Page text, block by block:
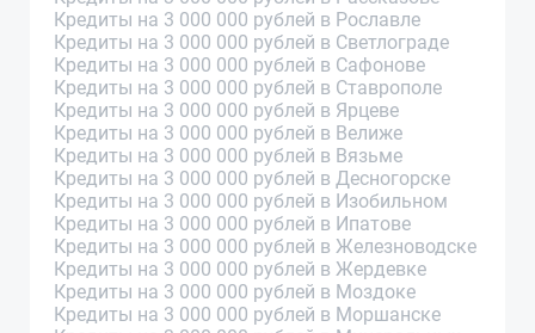
Кредиты на 3 000 000 рублей в Рославле
Кредиты на 3 000 000 рублей в Светлограде
Кредиты на 3 000 000 рублей в Сафонове
Кредиты на 3 000 000 рублей в Ставрополе
Кредиты на 3 000 000 рублей в Ярцеве
Кредиты на 3 000 000 рублей в Велиже
Кредиты на 3 000 000 рублей в Вязьме
Кредиты на 3 000 000 рублей в Десногорске
Кредиты на 3 000 000 рублей в Изобильном
Кредиты на 3 000 000 рублей в Ипатове
Кредиты на 3 000 000 рублей в Железноводске
Кредиты на 3 000 000 рублей в Жердевке
Кредиты на 3 000 000 рублей в Моздоке
Кредиты на 3 000 000 рублей в Моршанске